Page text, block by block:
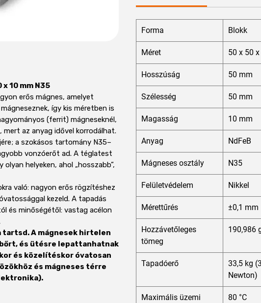
10 mm N35
erős mágnes, amelyet
így kis méretben is
(ferrit) mágneseknél,
mert az anyag idővel korrodálhat.
a szokásos tartomány N35–
vonzóerőt ad. A téglatest
helyeken, ahol „hosszabb”,
való: nagyon erős rögzítéshez
kezeld. A tapadás
és minőségétől: vastag acélon
tartsd. A mágnesek hirtelen
és ütésre lepattanhatnak
és közelítéskor óvatosan
és mágneses térre
Forma Blokk
Méret 50 x 50
Hosszúság 50 mm
Szélesség 50 mm
Magasság 10 mm
Anyag NdFeB
Mágneses osztály N35
Felületvédelem Nikkel
Mérettűrés ±0,1 mm
Hozzávetőleges
tömeg
190,986
Tapadóerő
33,5 kg
Newton)
Maximális üzemi
80 °C